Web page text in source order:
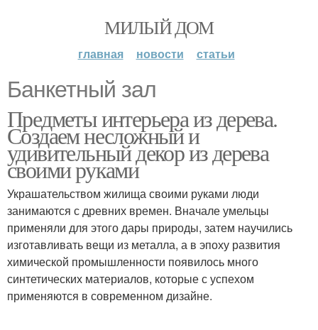
МИЛЫЙ ДОМ
главная новости статьи
Банкетный зал
Предметы интерьера из дерева.
Создаем несложный и
удивительный декор из дерева
своими руками
Украшательством жилища своими руками люди
занимаются с древних времен. Вначале умельцы
применяли для этого дары природы, затем научились
изготавливать вещи из металла, а в эпоху развития
химической промышленности появилось много
синтетических материалов, которые с успехом
применяются в современном дизайне.